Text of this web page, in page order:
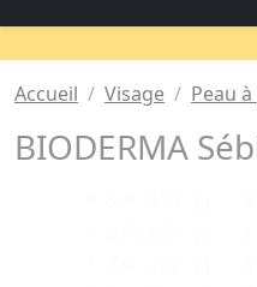
Accueil Visage Peau
BIODERMA